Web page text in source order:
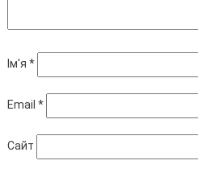
Ім'я *
Email *
Сайт